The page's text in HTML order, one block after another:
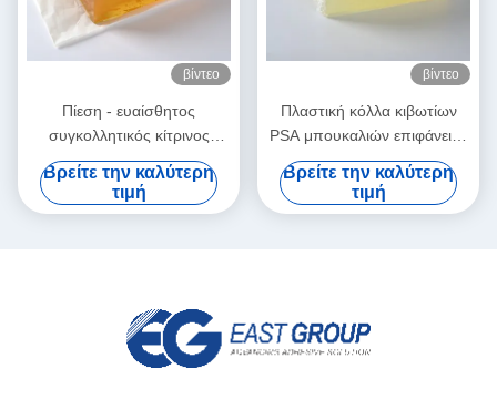
βίντεο
Πίεση - ευαίσθητος
συγκολλητικός κίτρινος
λειωμένων μετάλλων
συσκευασίας καυτός για τις
υγρές πλαστικές καλύψεις
Βρείτε την καλύτερη
τιμή
βίντεο
Πλαστική κόλλα κιβωτίων
PSA μπουκαλιών επιφάνειας
για το αυτοκόλλητο έγγραφο
ετικετών
Βρείτε την καλύτερη
τιμή